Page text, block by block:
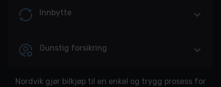
Innbytte
Gunstig forsikring
Nordvik gjør bilkjøp til en enkel og trygg prosess for